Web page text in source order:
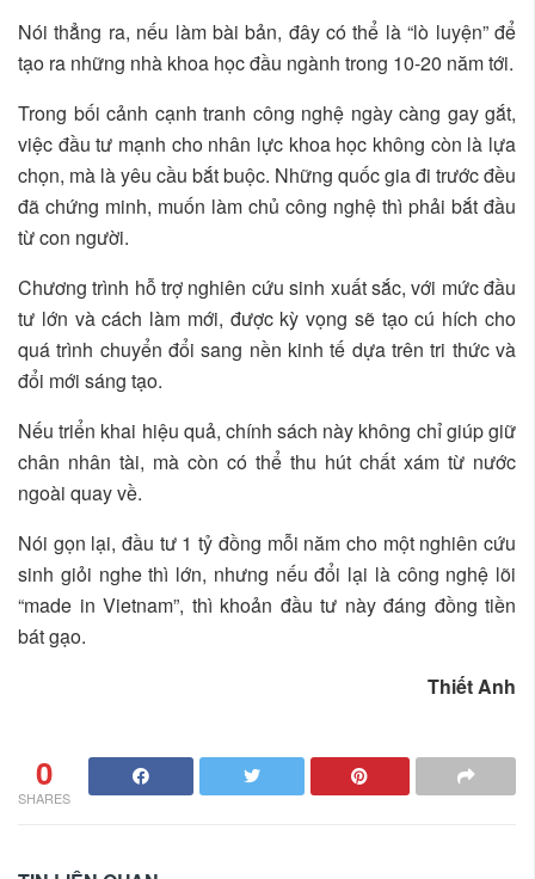
Nói thẳng ra, nếu làm bài bản, đây có thể là “lò luyện” để
tạo ra những nhà khoa học đầu ngành trong 10-20 năm tới.
Trong bối cảnh cạnh tranh công nghệ ngày càng gay gắt,
việc đầu tư mạnh cho nhân lực khoa học không còn là lựa
chọn, mà là yêu cầu bắt buộc. Những quốc gia đi trước đều
đã chứng minh, muốn làm chủ công nghệ thì phải bắt đầu
từ con người.
Chương trình hỗ trợ nghiên cứu sinh xuất sắc, với mức đầu
tư lớn và cách làm mới, được kỳ vọng sẽ tạo cú hích cho
quá trình chuyển đổi sang nền kinh tế dựa trên tri thức và
đổi mới sáng tạo.
Nếu triển khai hiệu quả, chính sách này không chỉ giúp giữ
chân nhân tài, mà còn có thể thu hút chất xám từ nước
ngoài quay về.
Nói gọn lại, đầu tư 1 tỷ đồng mỗi năm cho một nghiên cứu
sinh giỏi nghe thì lớn, nhưng nếu đổi lại là công nghệ lõi
“made in Vietnam”, thì khoản đầu tư này đáng đồng tiền
bát gạo.
Thiết Anh
0
SHARES